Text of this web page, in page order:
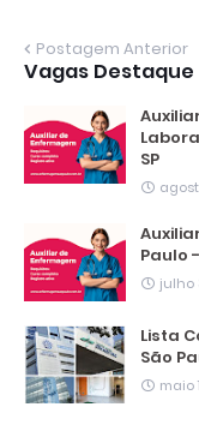
Postagem Anterior
Vagas
SP
Paulo
julho
Lista
São
maio